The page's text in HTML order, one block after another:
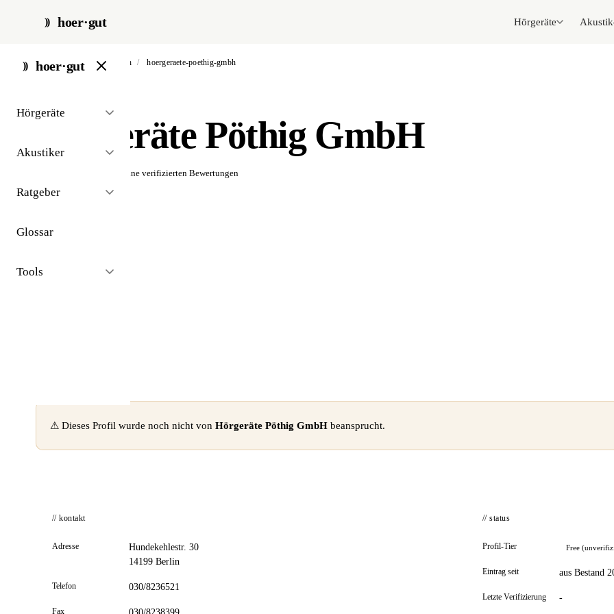
hoer·gut Hörgeräte
hoer·gut
Hörgeräte
Akustiker
Ratgeber
Glossar
Tools
start / akustiker / berlin / hoergeraete-poethig-gmbh
Hörgeräte Pöthig GmbH
Noch keine verifizierten Bewertungen
⚠ Dieses Profil wurde noch nicht von Hörgeräte Pöthig GmbH beansprucht.
// kontakt
Adresse
Hundekehlestr. 30
14199 Berlin
Telefon 030/8236521
Fax
// status
Profil-Tier Free
Eintrag seit aus Bestand
Letzte Verifizierung -